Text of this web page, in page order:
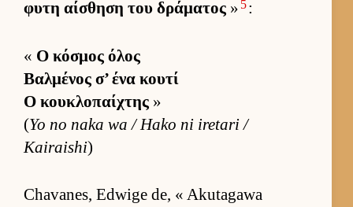
φυτη αί­σθηση του δράματος » 5:
« Ο κόσμος όλος
Βαλ­μένος σ’ ένα κουτί
Ο κου­κλοπαί­χτης »
(Yo no naka wa / Hako ni iretari /
Kairaishi)
Chavanes, Edwige de, « Akutagawa